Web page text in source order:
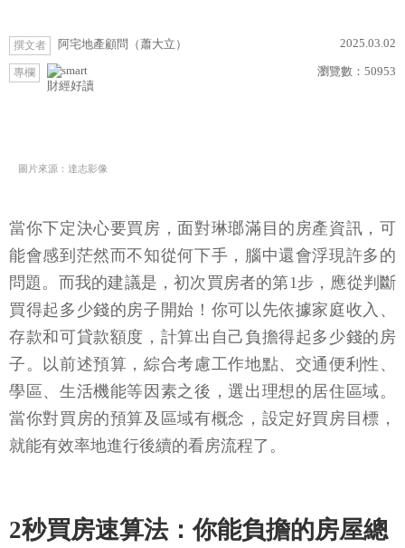
撰文者 阿宅地產顧問（蕭大立） 2025.03.02
專欄
財經好讀
瀏覽數： 50953
圖片來源：達志影像
當你下定決心要買房，面對琳瑯滿目的房產資訊，可
能會感到茫然而不知從何下手，腦中還會浮現許多的
問題。而我的建議是，初次買房者的第1步，應從判斷
買得起多少錢的房子開始！你可以先依據家庭收入、
存款和可貸款額度，計算出自己負擔得起多少錢的房
子。以前述預算，綜合考慮工作地點、交通便利性、
學區、生活機能等因素之後，選出理想的居住區域。
當你對買房的預算及區域有概念，設定好買房目標，
就能有效率地進行後續的看房流程了。
2秒買房速算法：你能負擔的房屋總